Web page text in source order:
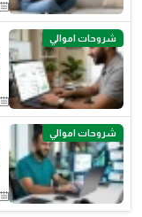
شروحات اموالي
شروحات اموالي